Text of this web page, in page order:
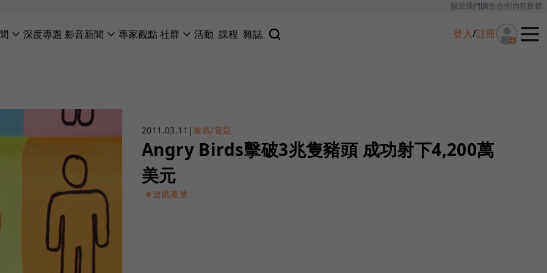
關於我們廣告合作內容授權
深度專題 影音新聞 專家觀點社群 活動 課程 雜誌 登入/註冊
2011.03.11 |遊戲/電競
Angry Birds擊破3兆隻豬頭 成功射下4,200萬
美元
＃遊戲產業